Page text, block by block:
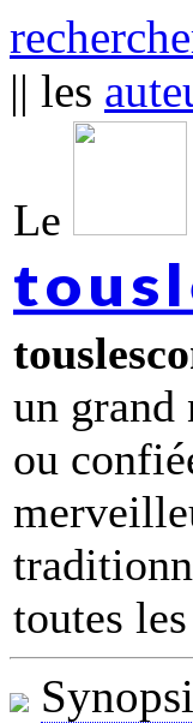
|| les
Le
un grand
ou
toutes